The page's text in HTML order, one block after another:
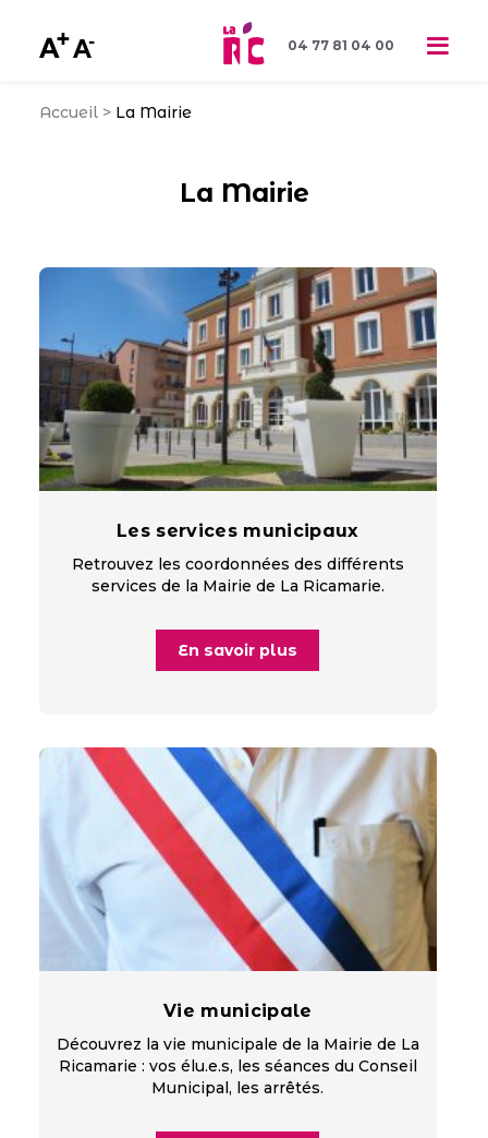
04 77 81 04 00
Accueil> La Mairie
La Mairie
Les services municipaux
Retrouvez les coordonnées des différents
services de la Mairie de La Ricamarie.
En savoir plus
Vie municipale
Découvrez la vie municipale de la Mairie de La
Ricamarie : vos élu.e.s, les séances du Conseil
Municipal, les arrêtés.